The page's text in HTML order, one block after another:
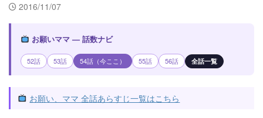
2016/11/07
お願いママ — 話数ナビ
52話 53話 54話（今ここ） 55話 56話 全話一覧
お願い、ママ 全話あらすじ一覧はこちら